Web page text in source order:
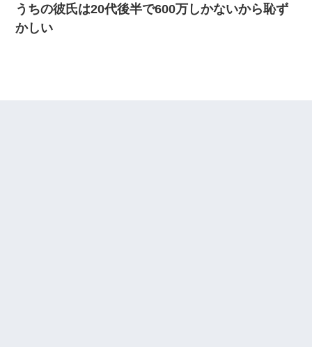
うちの彼氏は20代後半で600万しかないから恥ず
かしい